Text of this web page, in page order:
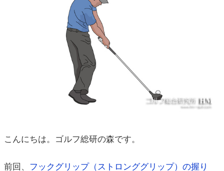
こんにちは。ゴルフ総研の森です。
前回、 フックグリップ（ストロンググリップ）の握り